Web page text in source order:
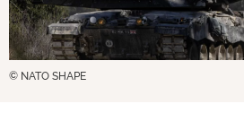
© NATO SHAPE